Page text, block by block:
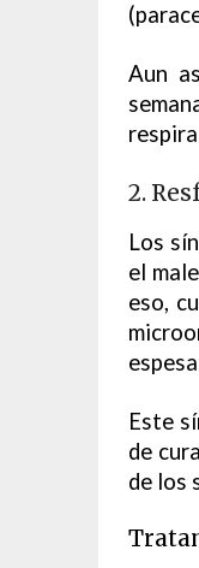
Aun
2.
Los
el
eso,
Este
de
de los